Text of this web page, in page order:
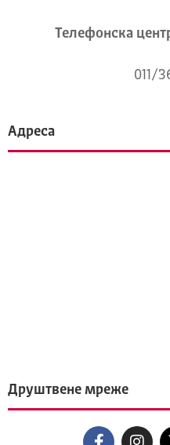
Телeфонска
011/
Адреса
Друштвене мреже